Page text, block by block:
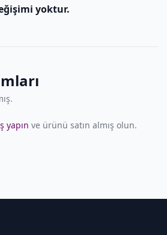
yoktur.
yapın ve ürünü satın almış olun.